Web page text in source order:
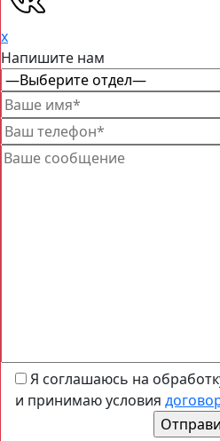
x
Напишите нам
Я соглашаюсь на
и принимаю условия